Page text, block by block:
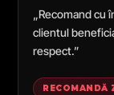
„Recomand cu
clientul
respect.”
RECOMANDĂ